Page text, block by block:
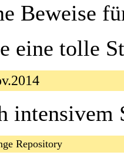
Beweise
eine tolle
intensivem
Repository